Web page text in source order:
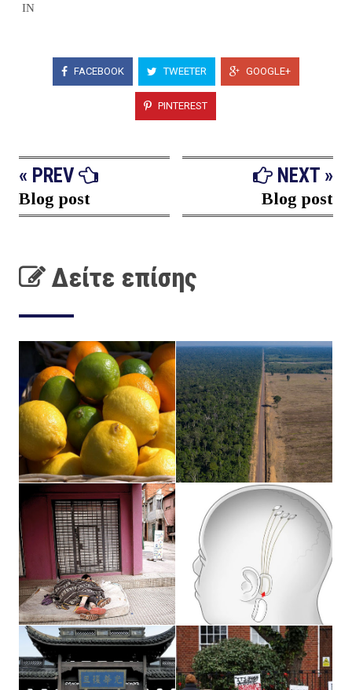
IN
FACEBOOK TWEETER GOOGLE+
PINTEREST
« PREV
Blog post
NEXT »
Blog post
Δείτε επίσης